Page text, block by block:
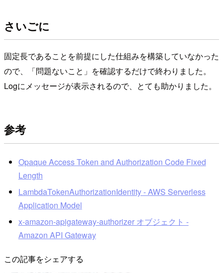
さいごに
固定長であることを前提にした仕組みを構築していなかった
ので、「問題ないこと」を確認するだけで終わりました。
Logにメッセージが表示されるので、とても助かりました。
参考
Opaque Access Token and Authorization Code Fixed
Length
LambdaTokenAuthorizationIdentity - AWS Serverless
Application Model
x-amazon-apigateway-authorizer オブジェクト -
Amazon API Gateway
この記事をシェアする